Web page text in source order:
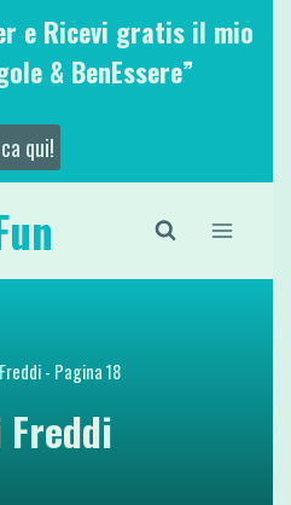
e Ricevi gratis il mio
& BenEssere”
qui!
- Pagina 18